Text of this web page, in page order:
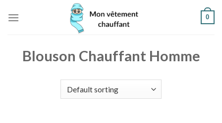
0
Blouson Chauffant Homme